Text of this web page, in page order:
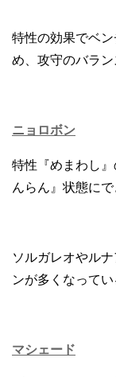
特性の効果でベ
め、攻守のバラン
ニョロボン
特性『めまわし
んらん』状態にで
ソルガレオやル
ンが多くなって
マシェード